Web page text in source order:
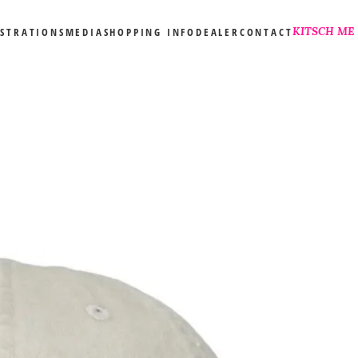
MEDIASHOPPING INFODEALERCONTACTKITSCH ME